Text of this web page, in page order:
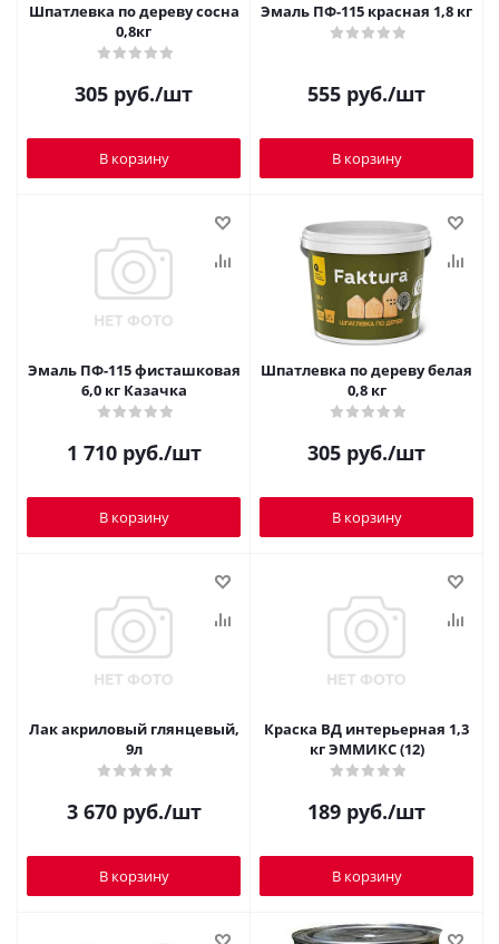
Шпатлевка по дереву сосна
0,8кг
305 руб./шт
В корзину
Эмаль ПФ-115 красная 1,8 кг
555 руб./шт
В корзину
Эмаль ПФ-115 фисташковая
6,0 кг Казачка
1 710руб./шт
В корзину
Шпатлевка по дереву белая
0,8 кг
305 руб./шт
В корзину
Лак акриловый глянцевый,
9л
3 670руб./шт
В корзину
Краска ВД интерьерная 1,3
кг ЭММИКС (12)
189 руб./шт
В корзину